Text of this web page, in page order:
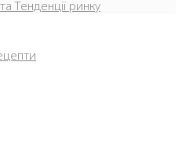
Тенденції ринку